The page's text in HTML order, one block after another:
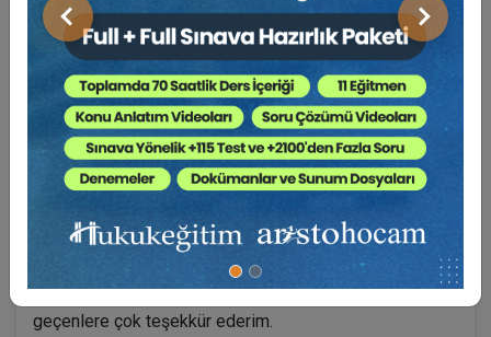
Önceki Sonraki
Yıllar içinde çoğunluğu kaybolan ve acemice yazılmış
şiirlerimin çok küçük bir kısmını aldığım bu çalışmada
sürç-i lisan ettiysem affola.
Başta şair, yazar ve sanatın her kolunda fedakarca
ömrünü adamış olan sanatçılara ve sanatseverlere en
içten duygularımla minnet ve şükranlarımı sunarım.
Eserin basımını üstlenen:
Aristo adına Sn. Av. Hakan TOKBAŞ'a, Sn. Av. Aydan
DÜZGÜNKAYA’ya, tüm Yayınevi çalışanlarına ve emeği
geçenlere çok teşekkür ederim.